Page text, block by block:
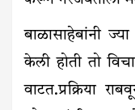
बाळासाहेबांनी
केली होती तो
वाटत.प्रक्रिया